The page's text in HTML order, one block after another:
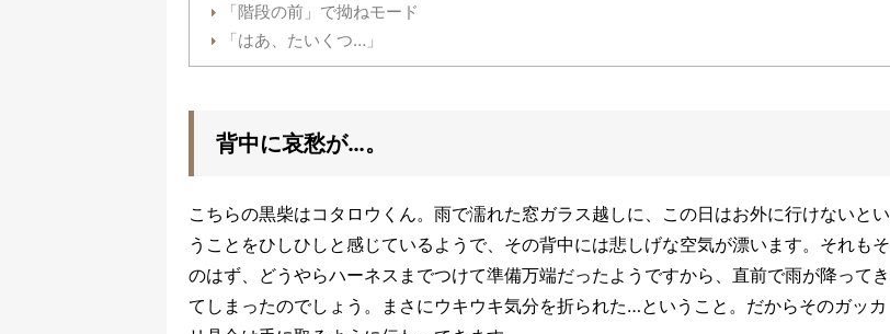
「階段の前」で拗ねモード
「はあ、たいくつ…」
背中に哀愁が…。
こちらの黒柴はコタロウくん。雨で濡れた窓ガラス越しに、この日はお外に行けないとい
うことをひしひしと感じているようで、その背中には悲しげな空気が漂います。それもそ
のはず、どうやらハーネスまでつけて準備万端だったようですから、直前で雨が降ってき
てしまったのでしょう。まさにウキウキ気分を折られた…ということ。だからそのガッカ